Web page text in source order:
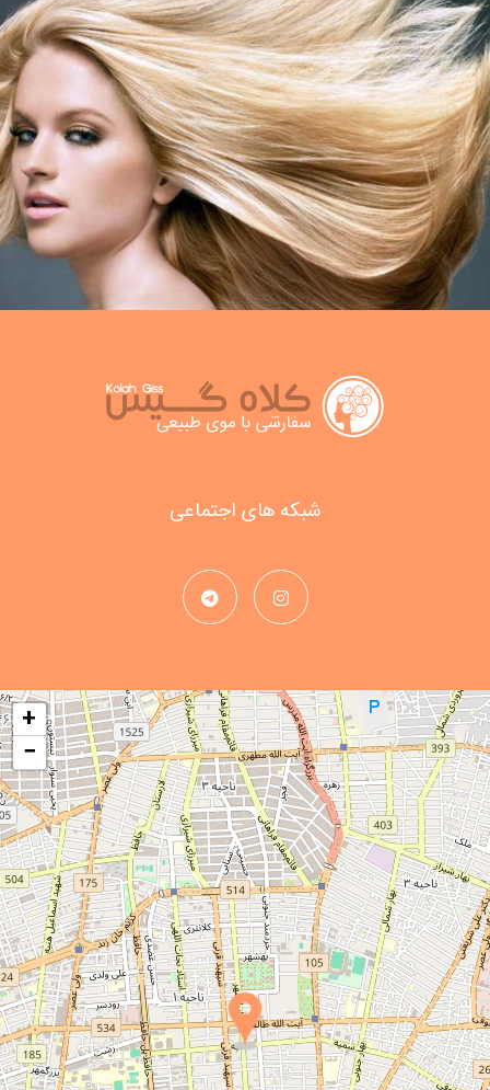
شبکه های اجتماعی
+
−